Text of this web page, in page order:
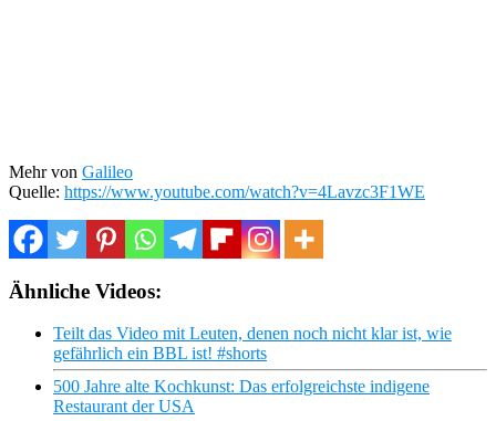
Mehr von Galileo
Quelle: https://www.youtube.com/watch?v=4Lavzc3F1WE
Ähnliche Videos:
Teilt das Video mit Leuten, denen noch nicht klar ist, wie
gefährlich ein BBL ist! #shorts
500 Jahre alte Kochkunst: Das erfolgreichste indigene
Restaurant der USA